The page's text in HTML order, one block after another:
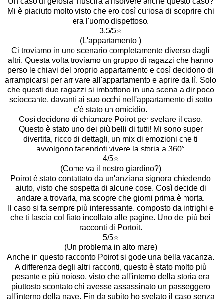
Mi è piaciuto molto visto che ero così curiosa di scoprire chi
era l'uomo dispettoso.
3.5/5⭐️
(L'appartamento )
Ci troviamo in uno scenario completamente diverso dagli
altri. Questa volta troviamo un gruppo di ragazzi che hanno
perso le chiavi del proprio appartamento e così decidono di
arrampicarsi per arrivare all'appartamento e aprire da lì. Solo
che questi due ragazzi si imbattono in una scena a dir poco
scioccante, davanti ai suo occhi nell'appartamento di sotto
c'è stato un omicidio.
Così decidono di chiamare Poirot per svelare il caso.
Questo è stato uno dei più belli di tutti! Mi sono super
divertita, ricco di dettagli, un mix di emozioni che ti
avvolgono facendoti vivere la storia a 360°
4/5⭐️
(Come va il nostro giardino?)
Poirot è stato contattato da un'anziana signora chiedendo
aiuto, visto che sospetta di alcune cose. Così decide di
andare a trovarla, ma scopre che giorni prima è morta.
Il caso si fa sempre più interessante, composto da intrighi e
che ti lascia col fiato incollato alle pagine. Uno dei più bei
racconti di Portoit.
5/5⭐️
(Un problema in alto mare)
Anche in questo racconto Poirot si gode una bella vacanza.
A differenza degli altri racconti, questo è stato molto più
pesante e più noioso, visto che all'interno della storia era
piuttosto scontato chi avesse assassinato un passeggero
all'interno della nave. Fin da subito ho svelato il caso senza